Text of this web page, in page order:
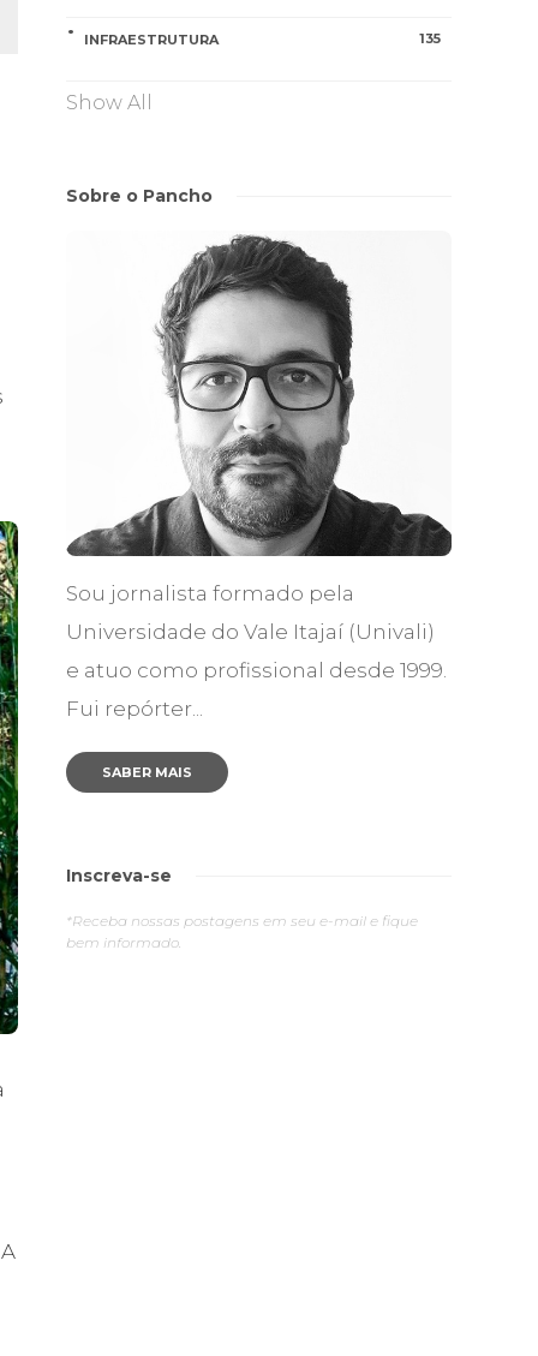
INFRAESTRUTURA 135
Show All
Sobre o Pancho
Sou jornalista formado pela
Universidade do Vale Itajaí (Univali)
e atuo como profissional desde 1999.
Fui repórter...
SABER MAIS
Inscreva-se
*Receba nossas postagens em seu e-mail e fique
bem informado.